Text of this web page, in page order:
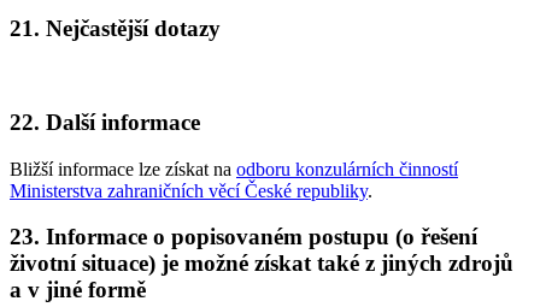
21. Nejčastější dotazy
22. Další informace
Bližší informace lze získat na odboru konzulárních činností
Ministerstva zahraničních věcí České republiky.
23. Informace o popisovaném postupu (o řešení
životní situace) je možné získat také z jiných zdrojů
a v jiné formě